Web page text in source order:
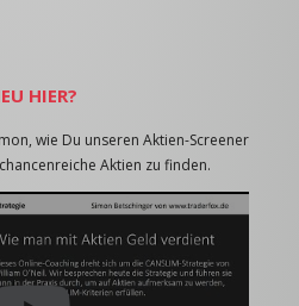
HIER?
wie Du unseren Aktien-Screener
Aktien zu finden.